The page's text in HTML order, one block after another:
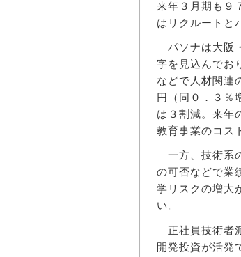
来年３月期も９
はリクルートと
パソナは大阪
字を見込んでお
などで人材関連
円（同０．３％
は３割減。来年
教育事業のコス
一方、技術系
の可否などで業
学リスクの増大
い。
正社員技術者
開発投資が活発